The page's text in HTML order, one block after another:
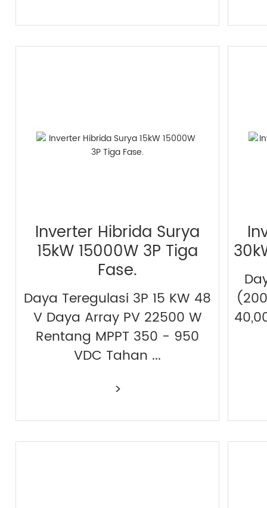
Inverter Hibrida Surya
15kW 15000W 3P Tiga
Fase.
Daya Teregulasi 3P 15 KW 48
V Daya Array PV 22500 W
Rentang MPPT 350 - 950
VDC Tahan ...
>